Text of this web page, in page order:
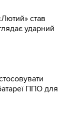
став
ударний
ППО для